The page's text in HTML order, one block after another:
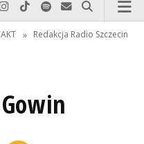
prostu do nas zadzwoń
nas na Facebook-u
Odwiedź nas na X
Odwiedź nas na Instagram-ie
Odwiedź nas na TikTok-u
Szukaj nas na Spotify
Wyślij do nas
Szukaj
» Redakcja Radio Szczecin